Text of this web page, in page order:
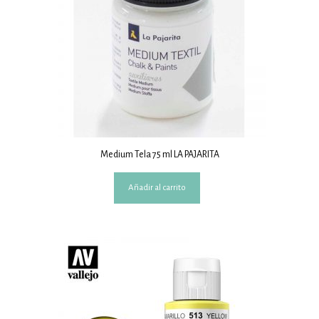
Medium Tela 75 ml LA PAJARITA
Añadir al carrito